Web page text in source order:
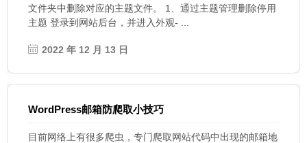
文件夹中删除对应的主题文件。 1、通过主题管理删除停用
主题 登录到网站后台，并进入外观- ...
2022 年 12 月 13 日
WordPress邮箱防爬取小技巧
目前网络上有很多爬虫，专门爬取网站代码中出现的邮箱地